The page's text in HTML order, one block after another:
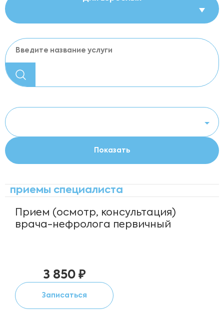
приемы специалиста
Прием (осмотр, консультация)
врача-нефролога первичный
3 850 ₽
Записаться